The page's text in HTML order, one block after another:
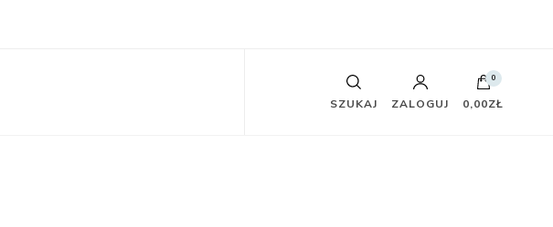
SZUKAJ ZALOGUJ
0
0,00ZŁ